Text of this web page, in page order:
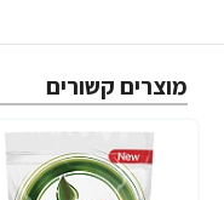
מוצרים קשורים